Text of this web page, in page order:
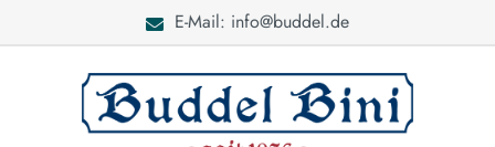
E-Mail: info@buddel.de